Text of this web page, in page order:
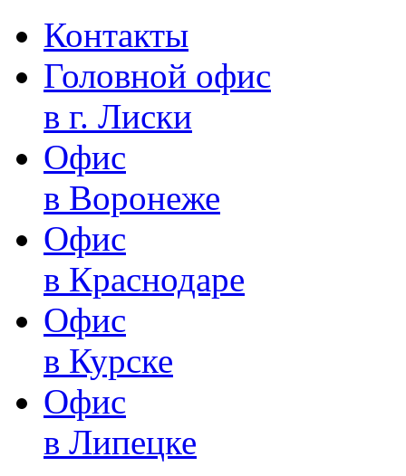
Контакты
Головной офис
в г. Лиски
Офис
в Воронеже
Офис
в Краснодаре
Офис
в Курске
Офис
в Липецке